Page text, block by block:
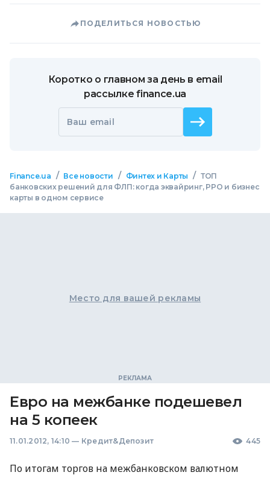
ПОДЕЛИТЬСЯ НОВОСТЬЮ
Коротко о главном за день в email
рассылке finance.ua
Ваш email
Finance.ua / Все новости / Финтех и Карты / ТОП
банковских решений для ФЛП: когда эквайринг, РРО и бизнес
карты в одном сервисе
Место для вашей рекламы
Евро на межбанке подешевел
на 5 копеек
11.01.2012, 14:10 — Кредит&Депозит 445
По итогам торгов на межбанковском валютном